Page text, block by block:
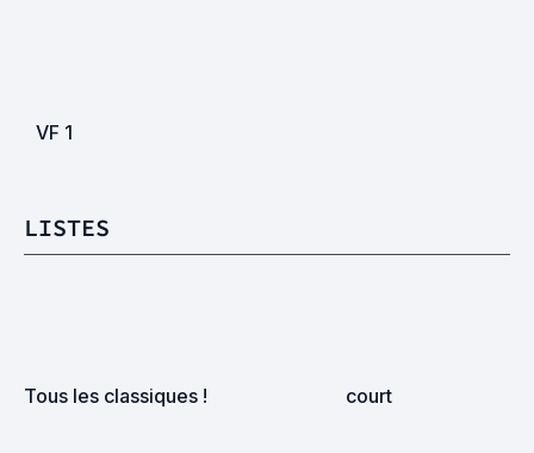
VF 1
LISTES
Tous les classiques ! court